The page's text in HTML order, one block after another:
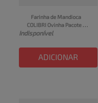
Farinha de Mandioca
COLIBRI Ovinha Pacote
1kg
Indisponível
ADICIONAR